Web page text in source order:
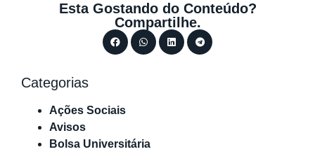
Esta Gostando do Conteúdo?
Compartilhe.
Categorias
Ações Sociais
Avisos
Bolsa Universitária